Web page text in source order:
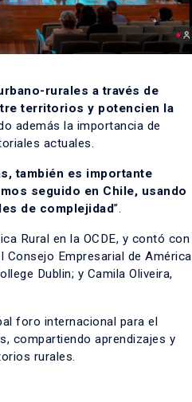
rurales a través de
territorios y potencien la
además la importancia de
actuales.
también es importante
seguido en Chile, usando
de complejidad”.
Rural en la OCDE, y contó con
Empresarial de América
Dublin; y Camila Oliveira,
foro internacional para el
compartiendo aprendizajes y
rurales.